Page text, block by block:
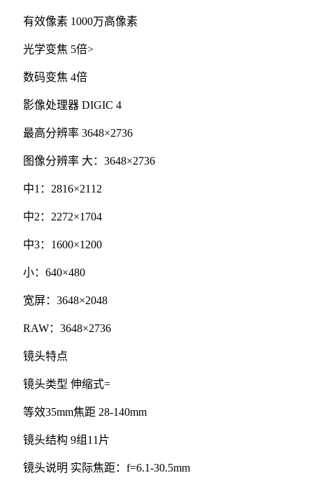
有效像素 1000万高像素
光学变焦 5倍>
数码变焦 4倍
影像处理器 DIGIC 4
最高分辨率 3648×2736
图像分辨率 大：3648×2736
中1：2816×2112
中2：2272×1704
中3：1600×1200
小：640×480
宽屏：3648×2048
RAW：3648×2736
镜头特点
镜头类型 伸缩式=
等效35mm焦距 28-140mm
镜头结构 9组11片
镜头说明 实际焦距：f=6.1-30.5mm